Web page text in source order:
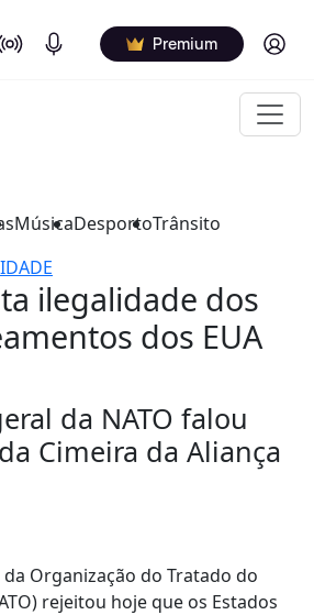
Air Podcasts Premium Log in
MúsicaDesportoTrânsito
ilegalidade dos
dos EUA
da NATO falou
Cimeira da Aliança
Organização do Tratado do
rejeitou hoje que os Estados